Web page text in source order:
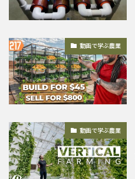
動画で学ぶ農業
動画で学ぶ農業